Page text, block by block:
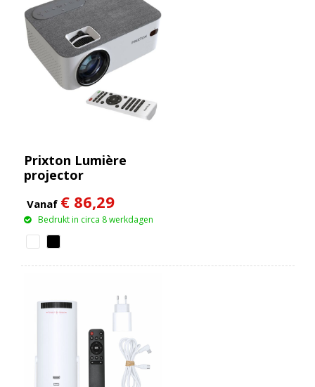
Prixton Lumière
projector
Vanaf € 86,29
Bedrukt in circa 8 werkdagen